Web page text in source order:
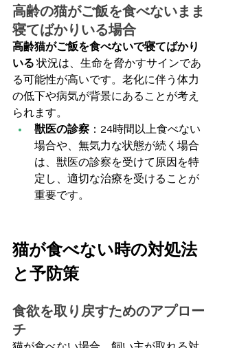
高齢の猫がご飯を食べないまま
寝てばかりいる場合
高齢猫がご飯を食べないで寝てばかり
いる 状況は、生命を脅かすサインであ
る可能性が高いです。老化に伴う体力
の低下や病気が背景にあることが考え
られます。
獣医の診察 ：24時間以上食べない
場合や、無気力な状態が続く場合
は、獣医の診察を受けて原因を特
定し、適切な治療を受けることが
重要です。
猫が食べない時の対処法
と予防策
食欲を取り戻すためのアプロー
チ